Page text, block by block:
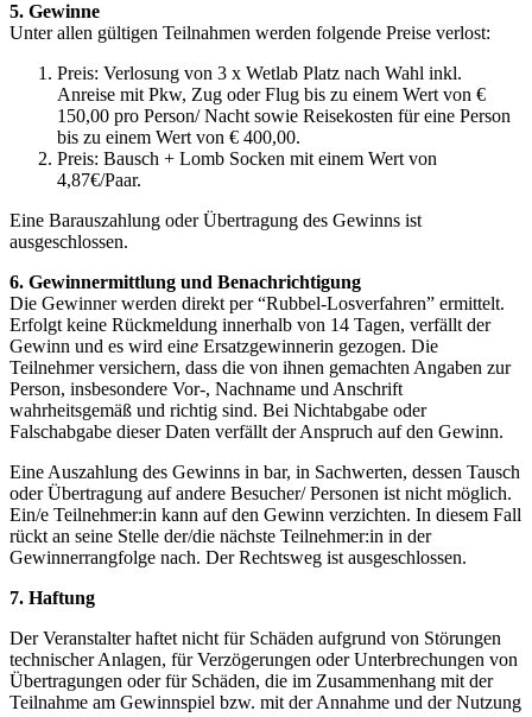
5. Gewinne
Unter allen gültigen Teilnahmen werden folgende Preise verlost:
Preis: Verlosung von 3 x Wetlab Platz nach Wahl inkl.
Anreise mit Pkw, Zug oder Flug bis zu einem Wert von €
150,00 pro Person/ Nacht sowie Reisekosten für eine Person
bis zu einem Wert von € 400,00.
Preis: Bausch + Lomb Socken mit einem Wert von
4,87€/Paar.
Eine Barauszahlung oder Übertragung des Gewinns ist
ausgeschlossen.
6. Gewinnermittlung und Benachrichtigung
Die Gewinner werden direkt per “Rubbel-Losverfahren” ermittelt.
Erfolgt keine Rückmeldung innerhalb von 14 Tagen, verfällt der
Gewinn und es wird eine Ersatzgewinnerin gezogen. Die
Teilnehmer versichern, dass die von ihnen gemachten Angaben zur
Person, insbesondere Vor-, Nachname und Anschrift
wahrheitsgemäß und richtig sind. Bei Nichtabgabe oder
Falschabgabe dieser Daten verfällt der Anspruch auf den Gewinn.
Eine Auszahlung des Gewinns in bar, in Sachwerten, dessen Tausch
oder Übertragung auf andere Besucher/ Personen ist nicht möglich.
Ein/e Teilnehmer:in kann auf den Gewinn verzichten. In diesem Fall
rückt an seine Stelle der/die nächste Teilnehmer:in in der
Gewinnerrangfolge nach. Der Rechtsweg ist ausgeschlossen.
7. Haftung
Der Veranstalter haftet nicht für Schäden aufgrund von Störungen
technischer Anlagen, für Verzögerungen oder Unterbrechungen von
Übertragungen oder für Schäden, die im Zusammenhang mit der
Teilnahme am Gewinnspiel bzw. mit der Annahme und der Nutzung